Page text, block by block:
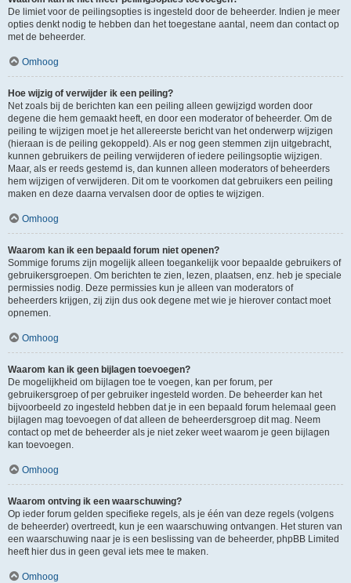
De limiet voor de peilingsopties is ingesteld door de beheerder. Indien je meer
opties denkt nodig te hebben dan het toegestane aantal, neem dan contact op
met de beheerder.
Omhoog
Hoe wijzig of verwijder ik een peiling?
Net zoals bij de berichten kan een peiling alleen gewijzigd worden door
degene die hem gemaakt heeft, en door een moderator of beheerder. Om de
peiling te wijzigen moet je het allereerste bericht van het onderwerp wijzigen
(hieraan is de peiling gekoppeld). Als er nog geen stemmen zijn uitgebracht,
kunnen gebruikers de peiling verwijderen of iedere peilingsoptie wijzigen.
Maar, als er reeds gestemd is, dan kunnen alleen moderators of beheerders
hem wijzigen of verwijderen. Dit om te voorkomen dat gebruikers een peiling
maken en deze daarna vervalsen door de opties te wijzigen.
Omhoog
Waarom kan ik een bepaald forum niet openen?
Sommige forums zijn mogelijk alleen toegankelijk voor bepaalde gebruikers of
gebruikersgroepen. Om berichten te zien, lezen, plaatsen, enz. heb je speciale
permissies nodig. Deze permissies kun je alleen van moderators of
beheerders krijgen, zij zijn dus ook degene met wie je hierover contact moet
opnemen.
Omhoog
Waarom kan ik geen bijlagen toevoegen?
De mogelijkheid om bijlagen toe te voegen, kan per forum, per
gebruikersgroep of per gebruiker ingesteld worden. De beheerder kan het
bijvoorbeeld zo ingesteld hebben dat je in een bepaald forum helemaal geen
bijlagen mag toevoegen of dat alleen de beheerdersgroep dit mag. Neem
contact op met de beheerder als je niet zeker weet waarom je geen bijlagen
kan toevoegen.
Omhoog
Waarom ontving ik een waarschuwing?
Op ieder forum gelden specifieke regels, als je één van deze regels (volgens
de beheerder) overtreedt, kun je een waarschuwing ontvangen. Het sturen van
een waarschuwing naar je is een beslissing van de beheerder, phpBB Limited
heeft hier dus in geen geval iets mee te maken.
Omhoog